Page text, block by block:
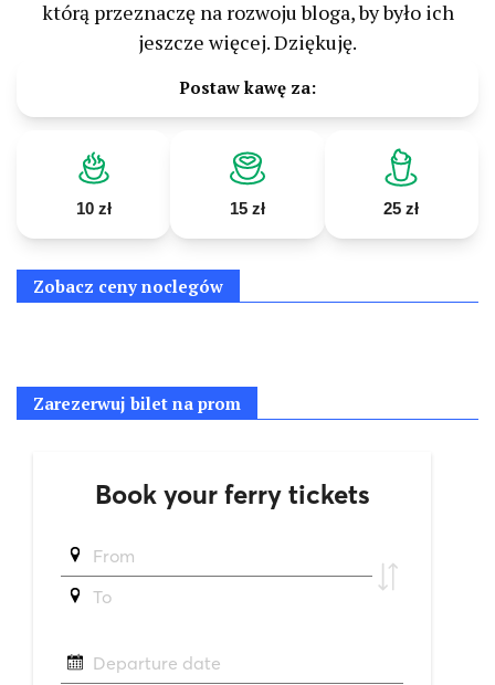
którą przeznaczę na rozwoju bloga, by było ich
jeszcze więcej. Dziękuję.
Postaw kawę za:
10 zł 15 zł 25 zł
Zobacz ceny noclegów
Zarezerwuj bilet na prom